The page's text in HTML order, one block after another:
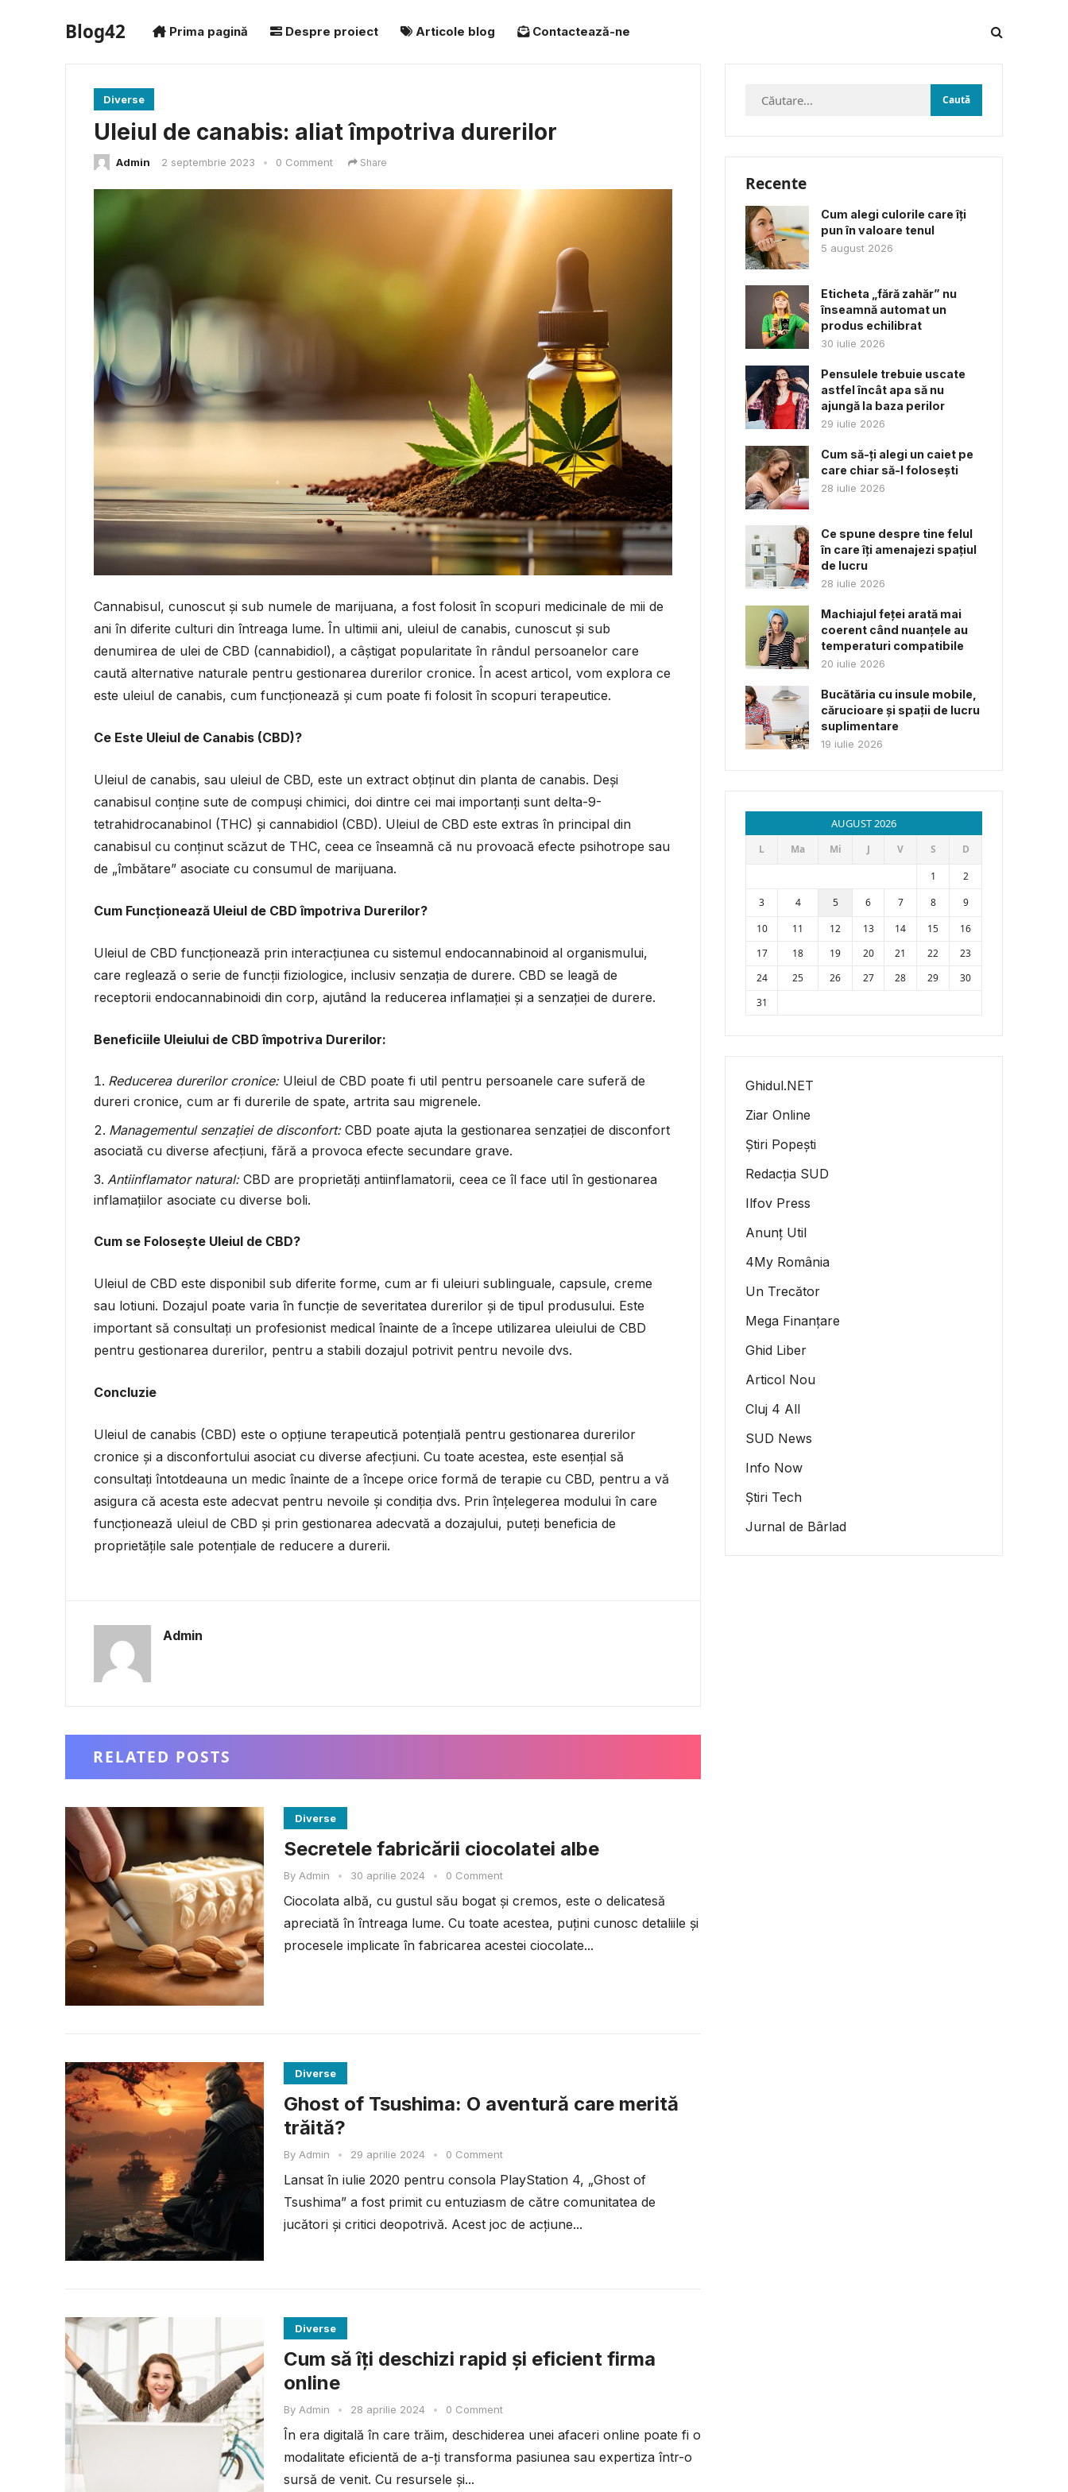
Blog42 Prima pagină Despre proiect Articole blog Contactează-ne
Diverse
Uleiul de canabis: aliat împotriva durerilor
Admin 2 septembrie 2023 • 0 Comment Share
Cannabisul, cunoscut și sub numele de marijuana, a fost folosit în scopuri medicinale de mii de
ani în diferite culturi din întreaga lume. În ultimii ani, uleiul de canabis, cunoscut și sub
denumirea de ulei de CBD (cannabidiol), a câștigat popularitate în rândul persoanelor care
caută alternative naturale pentru gestionarea durerilor cronice. În acest articol, vom explora ce
este uleiul de canabis, cum funcționează și cum poate fi folosit în scopuri terapeutice.
Ce Este Uleiul de Canabis (CBD)?
Uleiul de canabis, sau uleiul de CBD, este un extract obținut din planta de canabis. Deși
canabisul conține sute de compuși chimici, doi dintre cei mai importanți sunt delta-9-
tetrahidrocanabinol (THC) și cannabidiol (CBD). Uleiul de CBD este extras în principal din
canabisul cu conținut scăzut de THC, ceea ce înseamnă că nu provoacă efecte psihotrope sau
de „îmbătare” asociate cu consumul de marijuana.
Cum Funcționează Uleiul de CBD împotriva Durerilor?
Uleiul de CBD funcționează prin interacțiunea cu sistemul endocannabinoid al organismului,
care reglează o serie de funcții fiziologice, inclusiv senzația de durere. CBD se leagă de
receptorii endocannabinoidi din corp, ajutând la reducerea inflamației și a senzației de durere.
Beneficiile Uleiului de CBD împotriva Durerilor:
Reducerea durerilor cronice:Uleiul de CBD poate fi util pentru persoanele care suferă de
dureri cronice, cum ar fi durerile de spate, artrita sau migrenele.
Managementul senzației de disconfort:CBD poate ajuta la gestionarea senzației de disconfort
asociată cu diverse afecțiuni, fără a provoca efecte secundare grave.
Antiinflamator natural:CBD are proprietăți antiinflamatorii, ceea ce îl face util în gestionarea
inflamațiilor asociate cu diverse boli.
Cum se Folosește Uleiul de CBD?
Uleiul de CBD este disponibil sub diferite forme, cum ar fi uleiuri sublinguale, capsule, creme
sau lotiuni. Dozajul poate varia în funcție de severitatea durerilor și de tipul produsului. Este
important să consultați un profesionist medical înainte de a începe utilizarea uleiului de CBD
pentru gestionarea durerilor, pentru a stabili dozajul potrivit pentru nevoile dvs.
Concluzie
Uleiul de canabis (CBD) este o opțiune terapeutică potențială pentru gestionarea durerilor
cronice și a disconfortului asociat cu diverse afecțiuni. Cu toate acestea, este esențial să
consultați întotdeauna un medic înainte de a începe orice formă de terapie cu CBD, pentru a vă
asigura că acesta este adecvat pentru nevoile și condiția dvs. Prin înțelegerea modului în care
funcționează uleiul de CBD și prin gestionarea adecvată a dozajului, puteți beneficia de
proprietățile sale potențiale de reducere a durerii.
Admin
RELATED POSTS
Diverse
Secretele fabricării ciocolatei albe
By Admin • 30 aprilie 2024 • 0 Comment
Ciocolata albă, cu gustul său bogat și cremos, este o delicatesă
apreciată în întreaga lume. Cu toate acestea, puțini cunosc detaliile și
procesele implicate în fabricarea acestei ciocolate...
Diverse
Ghost of Tsushima: O aventură care merită
trăită?
By Admin • 29 aprilie 2024 • 0 Comment
Lansat în iulie 2020 pentru consola PlayStation 4, „Ghost of
Tsushima” a fost primit cu entuziasm de către comunitatea de
jucători și critici deopotrivă. Acest joc de acțiune...
Diverse
Cum să îți deschizi rapid și eficient firma
online
By Admin • 28 aprilie 2024 • 0 Comment
În era digitală în care trăim, deschiderea unei afaceri online poate fi o
modalitate eficientă de a-ți transforma pasiunea sau expertiza într-o
sursă de venit. Cu resursele și...
Caută
Recente
Cum alegi culorile care îți
pun în valoare tenul
5 august 2026
Eticheta „fără zahăr” nu
înseamnă automat un
produs echilibrat
30 iulie 2026
Pensulele trebuie uscate
astfel încât apa să nu
ajungă la baza perilor
29 iulie 2026
Cum să-ți alegi un caiet pe
care chiar să-l folosești
28 iulie 2026
Ce spune despre tine felul
în care îți amenajezi spațiul
de lucru
28 iulie 2026
Machiajul feței arată mai
coerent când nuanțele au
temperaturi compatibile
20 iulie 2026
Bucătăria cu insule mobile,
cărucioare și spații de lucru
suplimentare
19 iulie 2026
AUGUST 2026
L Ma Mi J V S
D
1
2
3
4 5 6 7 8
9
10
11 12 13 14 15
16
17
18 19 20 21 22
23
24
25 26 27 28 29
30
31
Ghidul.NET
Ziar Online
Știri Popești
Redacția SUD
Ilfov Press
Anunț Util
4My România
Un Trecător
Mega Finanțare
Ghid Liber
Articol Nou
Cluj 4 All
SUD News
Info Now
Știri Tech
Jurnal de Bârlad